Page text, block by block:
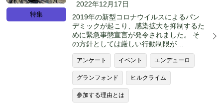
特集
2022年12月17日
2019年の新型コロナウイルスによるパン
デミックが起こり、感染拡大を抑制するた
めに緊急事態宣言が発令されました。 そ
の方針としては厳しい行動制限が…
アンケート イベント エンデューロ
グランフォンド ヒルクライム
参加する理由とは